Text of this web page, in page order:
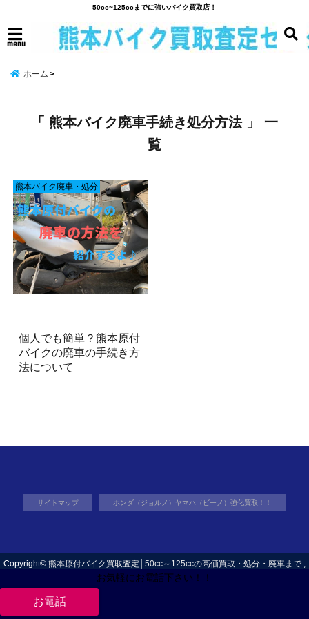
お気軽にお電話下さい！！
50cc~125ccまでに強いバイク買取店！
menu
ホーム
「 熊本バイク廃車手続き処分方法 」 一
覧
熊本バイク廃車・処分
個人でも簡単？熊本原付
バイクの廃車の手続き方
法について
サイトマップ ホンダ（ジョルノ）ヤマハ（ビーノ）強化買取！！
Copyright© 熊本原付バイク買取査定│50cc～125ccの高価買取・処分・廃車まで ,
2018 All Rights Reserved.